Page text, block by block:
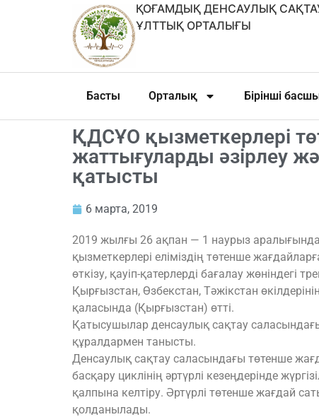
ҚОҒАМДЫҚ ДЕНСАУЛЫҚ
ҰЛТТЫҚ ОРТАЛЫҒЫ
Басты Орталық Бірінші
ҚДСҰО қызметкерлері
жаттығуларды әзірлеу
қатысты
6 марта, 2019
2019 жылғы 26 ақпан — 1 наурыз
қызметкерлері еліміздің төтенше
өткізу, қауіп-қатерлерді бағалау жөніндегі
Қырғызстан, Өзбекстан, Тәжікстан
қаласында (Қырғызстан) өтті.
Қатысушылар денсаулық сақтау
құралдармен танысты.
Денсаулық сақтау саласындағы төтенше
басқару циклінің әртүрлі кезеңдерінде
қалпына келтіру. Әртүрлі төтенше жағдай
қолданылады.